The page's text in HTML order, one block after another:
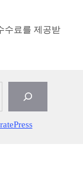
수료를 제공받